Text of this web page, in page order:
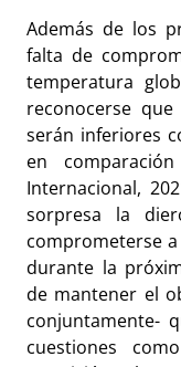
Además de los
falta de
temperatura
reconocerse
serán inferiores
en
Internacional,
sorpresa la
comprometerse
durante la
de mantener el
conjuntamente-
cuestiones